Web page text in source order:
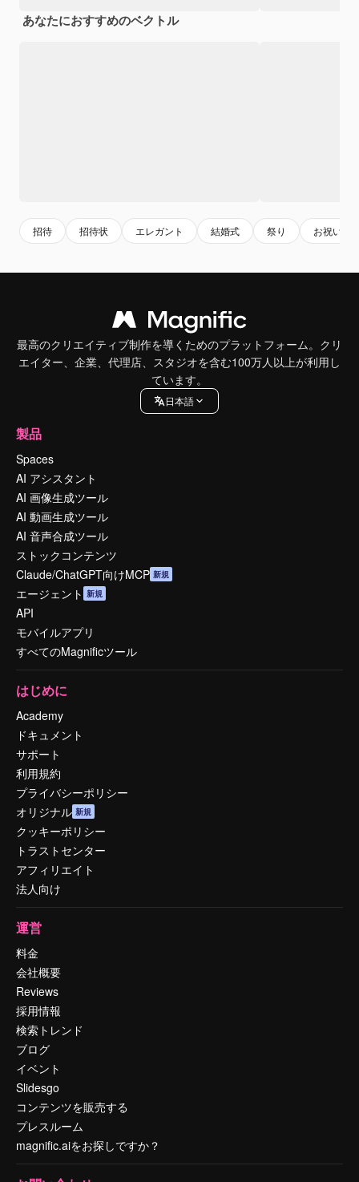
あなたにおすすめのベクトル
招待 招待状 エレガント 結婚式 祭り お祝い
最高のクリエイティブ制作を導くためのプラットフォーム。クリ
エイター、企業、代理店、スタジオを含む100万人以上が利用し
ています。
日本語
製品
Spaces
AI アシスタント
AI 画像生成ツール
AI 動画生成ツール
AI 音声合成ツール
ストックコンテンツ
Claude/ChatGPT向けMCP 新規
エージェント 新規
API
モバイルアプリ
すべてのMagnificツール
はじめに
Academy
ドキュメント
サポート
利用規約
プライバシーポリシー
オリジナル 新規
クッキーポリシー
トラストセンター
アフィリエイト
法人向け
運営
料金
会社概要
Reviews
採用情報
検索トレンド
ブログ
イベント
Slidesgo
コンテンツを販売する
プレスルーム
magnific.aiをお探しですか？